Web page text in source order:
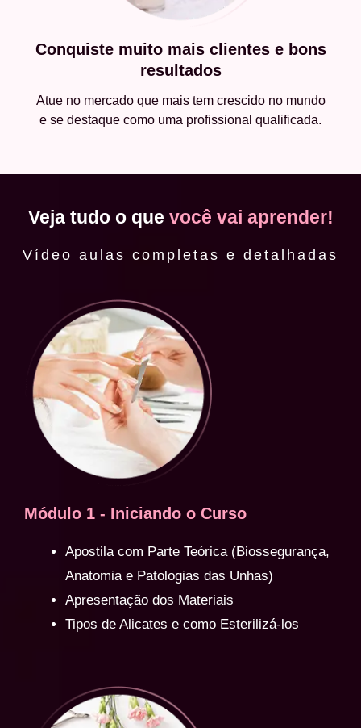
Conquiste muito mais clientes e bons
resultados
Atue no mercado que mais tem crescido no mundo
e se destaque como uma profissional qualificada.
Veja tudo o que você vai aprender!
Vídeo aulas completas e detalhadas
Módulo 1 - Iniciando o Curso
Apostila com Parte Teórica (Biossegurança,
Anatomia e Patologias das Unhas)
Apresentação dos Materiais
Tipos de Alicates e como Esterilizá-los